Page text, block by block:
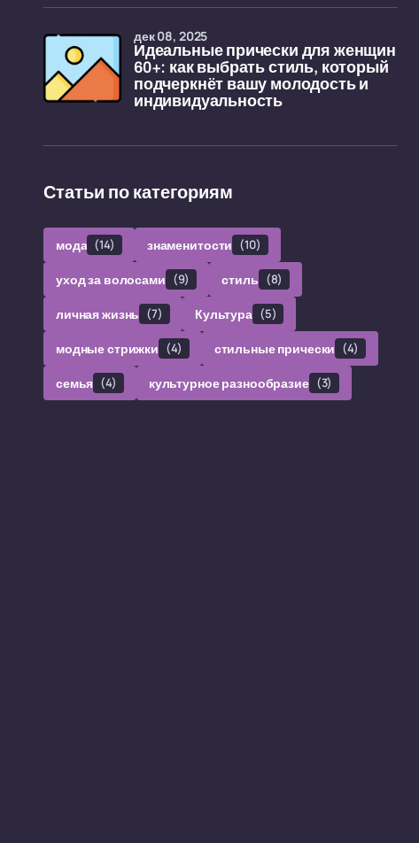
Идеальные прически для женщин
60+: как выбрать стиль, который
подчеркнёт вашу молодость и
индивидуальность
дек 08, 2025
Статьи по категориям
мода (14) знаменитости (10)
уход за волосами (9) стиль (8)
личная жизнь (7) Культура (5)
модные стрижки (4) стильные прически (4)
семья (4) культурное разнообразие (3)